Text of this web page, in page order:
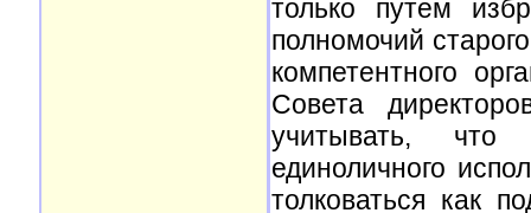
только путем
полномочий
компетентного
Совета
учитывать, что
единоличного
толковаться как